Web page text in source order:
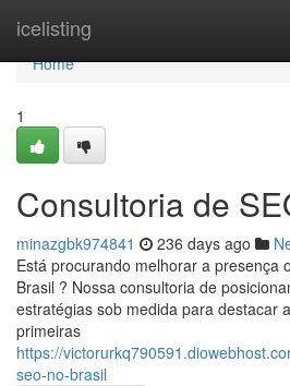
icelisting
Home
Home
1
Consultoria de
minazgbk974841 236 days ago
Está procurando melhorar a presença
Brasil ? Nossa consultoria de
estratégias sob medida para destacar
primeiras
https://
seo-no-brasil